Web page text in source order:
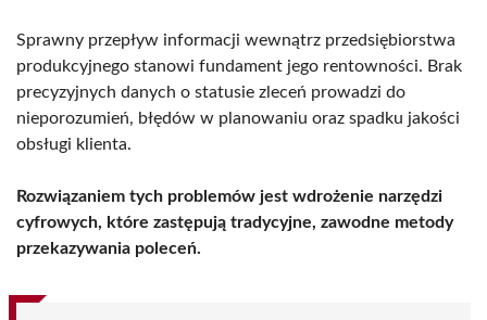
Sprawny przepływ informacji wewnątrz przedsiębiorstwa
produkcyjnego stanowi fundament jego rentowności. Brak
precyzyjnych danych o statusie zleceń prowadzi do
nieporozumień, błędów w planowaniu oraz spadku jakości
obsługi klienta.
Rozwiązaniem tych problemów jest wdrożenie narzędzi
cyfrowych, które zastępują tradycyjne, zawodne metody
przekazywania poleceń.